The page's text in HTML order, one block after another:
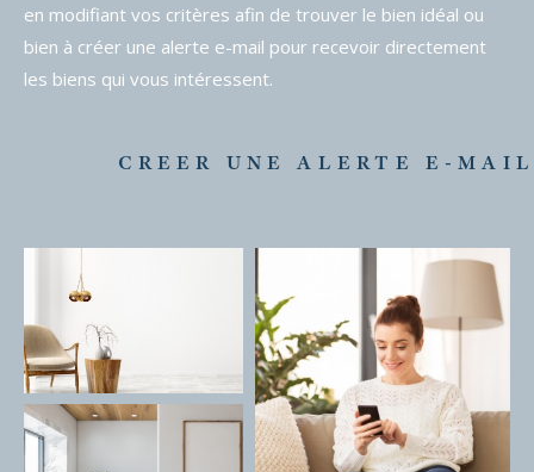
en modifiant vos critères afin de trouver le bien idéal ou
bien à créer une alerte e-mail pour recevoir directement
les biens qui vous intéressent.
CREER UNE ALERTE E-